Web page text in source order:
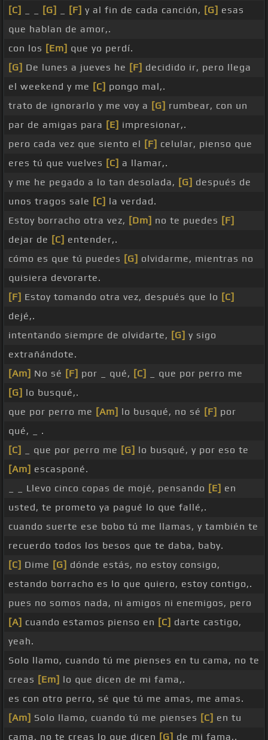
[C] [G] [F] y al fin de cada canción, [G] esas
que hablan de amor,.
con los [Em] que yo perdí.
[G] De lunes a jueves he [F] decidido ir, pero llega
el weekend y me [C] pongo mal,.
trato de ignorarlo y me voy a [G] rumbear, con un
par de amigas para [E] impresionar,.
pero cada vez que siento el [F] celular, pienso que
eres tú que vuelves [C] a llamar,.
y me he pegado a lo tan desolada, [G] después de
unos tragos sale [C] la verdad.
Estoy borracho otra vez, [Dm] no te puedes [F]
dejar de [C] entender,.
cómo es que tú puedes [G] olvidarme, mientras no
quisiera devorarte.
[F] Estoy tomando otra vez, después que lo [C]
dejé,.
intentando siempre de olvidarte, [G] y sigo
extrañándote.
[Am] No sé [F] por _ qué, [C]
_ que por perro me
[G] lo busqué,.
que por perro me [Am] lo busqué, no sé [F] por
qué, _ .
[C]
_ que por perro me [G] lo busqué, y por eso te
[Am] escasponé.
_ _ Llevo cinco copas de mojé, pensando [E] en
usted, te prometo ya pagué lo que fallé,.
cuando suerte ese bobo tú me llamas, y también te
recuerdo todos los besos que te daba, baby.
[C] Dime [G] dónde estás, no estoy consigo,
estando borracho es lo que quiero, estoy contigo,.
pues no somos nada, ni amigos ni enemigos, pero
[A] cuando estamos pienso en [C] darte castigo,
yeah.
Solo llamo, cuando tú me pienses en tu cama, no te
creas [Em] lo que dicen de mi fama,.
es con otro perro, sé que tú me amas, me amas.
[Am] Solo llamo, cuando tú me pienses [C] en tu
cama, no te creas lo que dicen [G] de mi fama,.